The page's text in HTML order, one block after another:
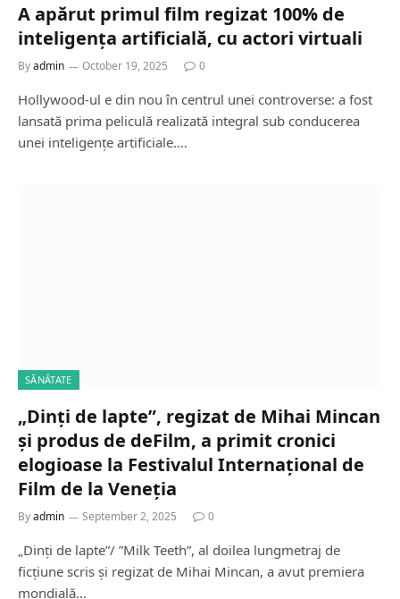
A apărut primul film regizat 100% de
inteligența artificială, cu actori virtuali
Byadmin October 19, 2025 0
Hollywood-ul e din nou în centrul unei controverse: a fost
lansată prima peliculă realizată integral sub conducerea
unei inteligențe artificiale.…
SĂNĂTATE
„Dinți de lapte”, regizat de Mihai Mincan
și produs de deFilm, a primit cronici
elogioase la Festivalul Internațional de
Film de la Veneția
Byadmin September 2, 2025 0
„Dinți de lapte”/ ”Milk Teeth”, al doilea lungmetraj de
ficțiune scris și regizat de Mihai Mincan, a avut premiera
mondială…